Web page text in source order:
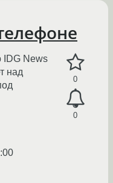
0
0
IDG News
над